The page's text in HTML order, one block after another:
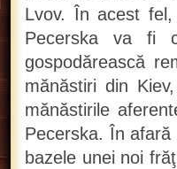
Lvov. În acest
Pecerska va fi
gospodărească
mănăstiri din
mănăstirile
Pecerska. În
bazele unei noi